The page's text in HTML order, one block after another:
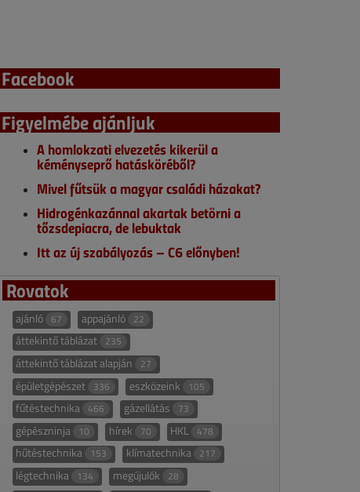
Facebook
Figyelmébe ajánljuk
A homlokzati elvezetés kikerül a
kéményseprő hatásköréből?
Mivel fűtsük a magyar családi házakat?
Hidrogénkazánnal akartak betörni a
tőzsdepiacra, de lebuktak
Itt az új szabályozás – C6 előnyben!
Rovatok
ajánló 67 appajánló 22
áttekintő táblázat 235
áttekintő táblázat alapján 27
épületgépészet 336 eszközeink 105
fűtéstechnika 466 gázellátás 73
gépészninja 10 hírek 70 HKL 478
hűtéstechnika 153 klímatechnika 217
légtechnika 134 megújulók 28